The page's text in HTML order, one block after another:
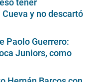
tener
y no descartó
Paolo Guerrero:
Juniors, como